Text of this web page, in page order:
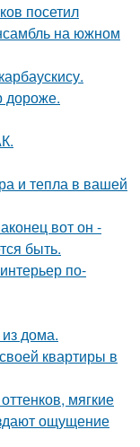
посетил
на южном
дороже.
и тепла в вашей
вот он -
быть.
по-
дома.
квартиры в
мягкие
ощущение